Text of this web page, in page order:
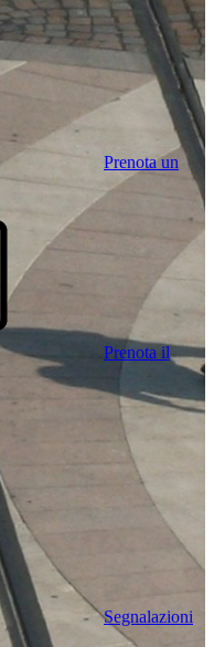
Prenota un
Prenota il
Segnalazioni